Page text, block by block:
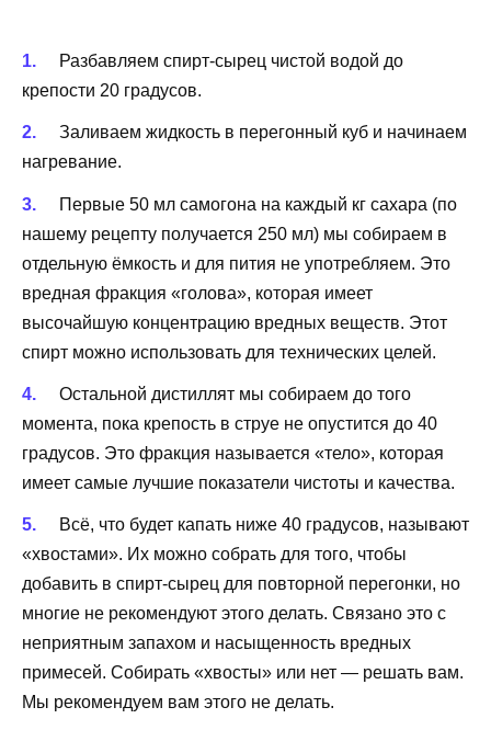
Разбавляем спирт-сырец чистой водой до
крепости 20 градусов.
Заливаем жидкость в перегонный куб и начинаем
нагревание.
Первые 50 мл самогона на каждый кг сахара (по
нашему рецепту получается 250 мл) мы собираем в
отдельную ёмкость и для пития не употребляем. Это
вредная фракция «голова», которая имеет
высочайшую концентрацию вредных веществ. Этот
спирт можно использовать для технических целей.
Остальной дистиллят мы собираем до того
момента, пока крепость в струе не опустится до 40
градусов. Это фракция называется «тело», которая
имеет самые лучшие показатели чистоты и качества.
Всё, что будет капать ниже 40 градусов, называют
«хвостами». Их можно собрать для того, чтобы
добавить в спирт-сырец для повторной перегонки, но
многие не рекомендуют этого делать. Связано это с
неприятным запахом и насыщенность вредных
примесей. Собирать «хвосты» или нет — решать вам.
Мы рекомендуем вам этого не делать.